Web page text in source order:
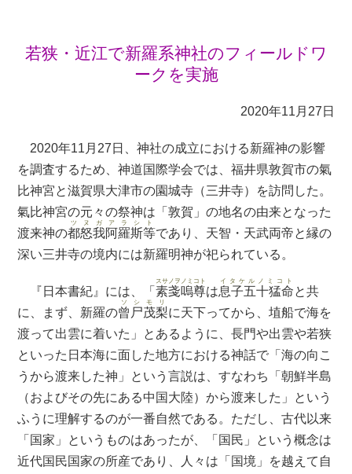
若狭・近江で新羅系神社のフィールドワ
ークを実施
2020年11月27日
2020年11月27日、神社の成立における新羅神の影響
を調査するため、神道国際学会では、福井県敦賀市の氣
比神宮と滋賀県大津市の園城寺（三井寺）を訪問した。
氣比神宮の元々の祭神は「敦賀」の地名の由来となった
渡来神の都怒我阿羅斯等
ツヌガアラシト
であり、天智・天武両帝と縁の
深い三井寺の境内には新羅明神が祀られている。
『日本書紀』には、「素戔嗚尊
スサノヲノミコト
は息子五十猛命
イタケルノミコト
と共
に、まず、新羅の曾尸茂梨
ソシモリ
に天下ってから、埴船で海を
渡って出雲に着いた」とあるように、長門や出雲や若狭
といった日本海に面した地方における神話で「海の向こ
うから渡来した神」という言説は、すなわち「朝鮮半島
（およびその先にある中国大陸）から渡来した」という
ふうに理解するのが一番自然である。ただし、古代以来
「国家」というものはあったが、「国民」という概念は
近代国民国家の所産であり、人々は「国境」を越えて自